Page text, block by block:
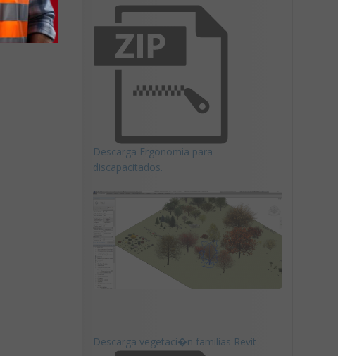
Descarga Ergonomia para
discapacitados.
Descarga vegetaci�n familias Revit